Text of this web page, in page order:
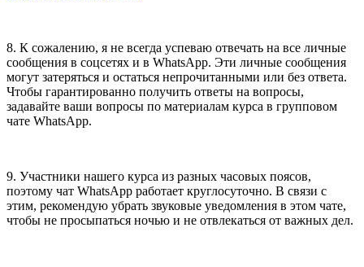
8. К сожалению, я не всегда успеваю отвечать на все личные
сообщения в соцсетях и в WhatsApp. Эти личные сообщения
могут затеряться и остаться непрочитанными или без ответа.
Чтобы гарантированно получить ответы на вопросы,
задавайте ваши вопросы по материалам курса в групповом
чате WhatsApp.
9. Участники нашего курса из разных часовых поясов,
поэтому чат WhatsApp работает круглосуточно. В связи с
этим, рекомендую убрать звуковые уведомления в этом чате,
чтобы не просыпаться ночью и не отвлекаться от важных дел.